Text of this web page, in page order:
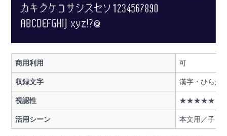
商用利用 可
収録文字 漢字・ひらが
視認性 ★★★★★
活用シーン 本文用／子ど